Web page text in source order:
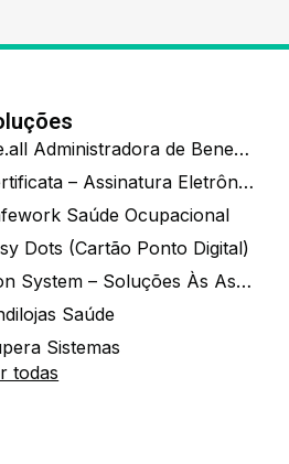
Ide.all Administradora de Benefícios
Certificata – Assinatura Eletrônica De Documentos
Saúde Ocupacional
Dots (Cartão Ponto Digital)
Zion System – Soluções Às Associações E Empresas
Saúde
Sistemas
todas